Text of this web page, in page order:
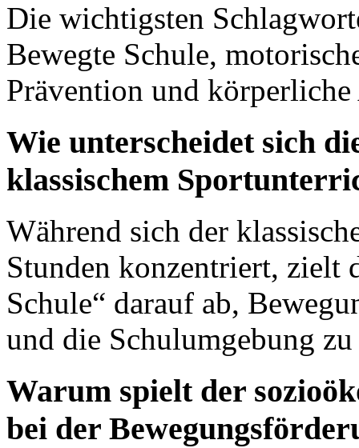
Die wichtigsten
Bewegte Schule,
Prävention und
Wie unterscheidet sich
klassischem
Während sich der
Stunden konzentriert, zielt
Schule“ darauf ab,
und die Schulumgebung
Warum spielt der
bei der